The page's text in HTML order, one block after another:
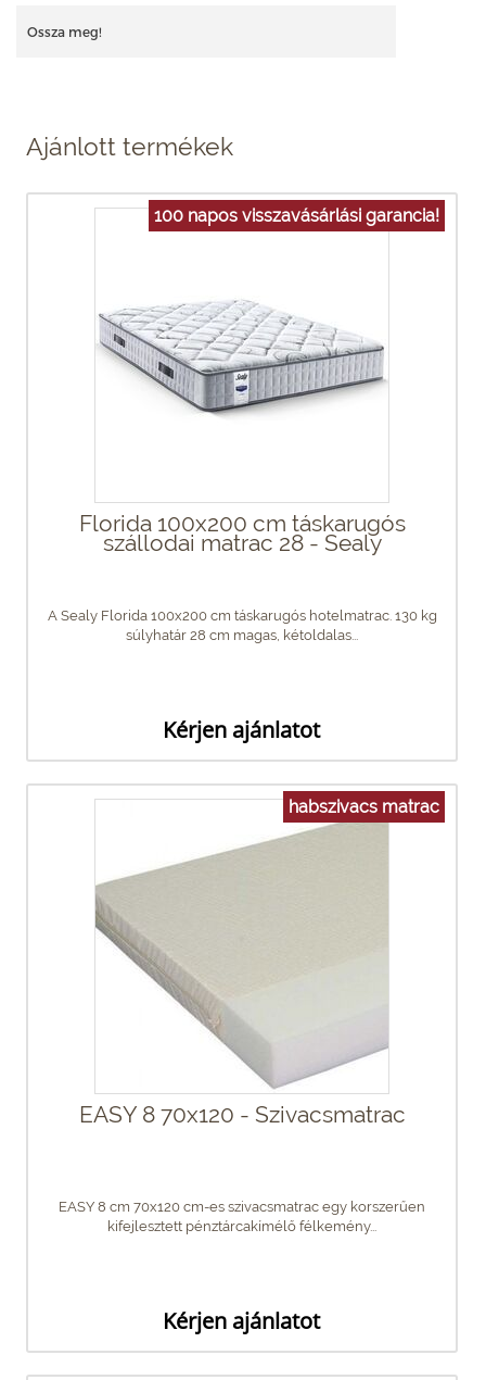
Ossza meg!
Ajánlott termékek
100 napos visszavásárlási garancia!
Florida 100x200 cm táskarugós
szállodai matrac 28 - Sealy
A Sealy Florida 100x200 cm táskarugós hotelmatrac. 130 kg
súlyhatár 28 cm magas, kétoldalas...
Kérjen ajánlatot
habszivacs matrac
EASY 8 70x120 - Szivacsmatrac
EASY 8 cm 70x120 cm-es szivacsmatrac egy korszerűen
kifejlesztett pénztárcakímélő félkemény...
Kérjen ajánlatot